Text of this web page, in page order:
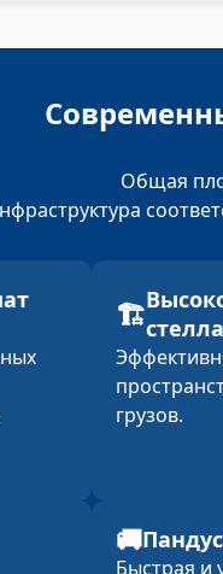
Общая
🏗️
грузов.
🚚
Быстрая и